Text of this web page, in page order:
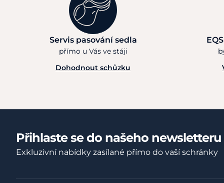
Servis pasování sedla
přímo u Vás ve stáji
Dohodnout schůzku
Přihlaste se do našeho newsletteru
Exkluzivní nabídky zasílané přímo do vaší schránky